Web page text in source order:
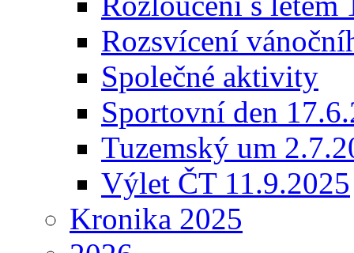
Rozsvícení
Společné aktivity
Sportovní den
Tuzemský um
Výlet ČT 11.9.2025
Kronika 2025